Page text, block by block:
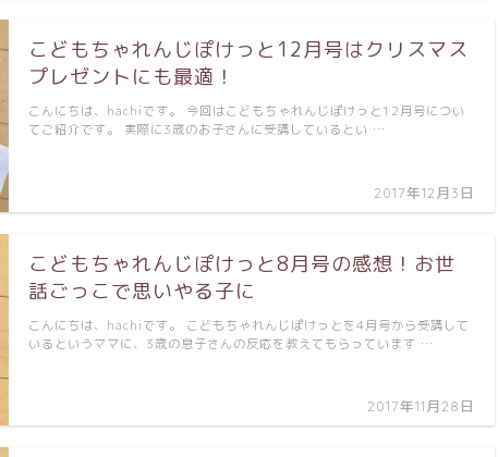
こどもちゃれんじぽけっと12月号はクリスマス
プレゼントにも最適！
2017年12月3日
こんにちは、hachiです。 今回はこどもちゃれんじぽけっと12月号につい
てご紹介です。 実際に3歳のお子さんに受講しているとい …
こどもちゃれんじぽけっと8月号の感想！お世
話ごっこで思いやる子に
2017年11月28日
こんにちは、hachiです。 こどもちゃれんじぽけっとを4月号から受講して
いるというママに、3歳の息子さんの反応を教えてもらっています …